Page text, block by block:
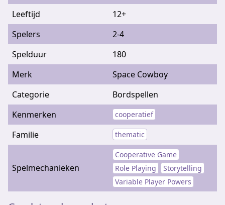
Leeftijd
12+
Spelers
2-4
Spelduur
180
Merk
Space Cowboy
Categorie
Bordspellen
Kenmerken
cooperatief
Familie thematic
Spelmechanieken
Cooperative Game
Role Playing
Storytelling
Variable Player Powers